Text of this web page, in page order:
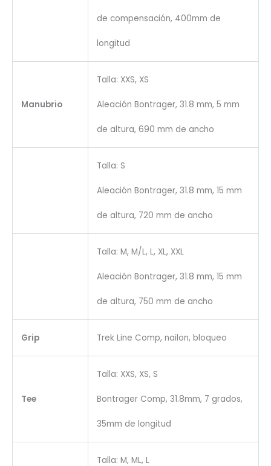
de compensación, 400mm de
longitud
Manubrio
Talla: XXS, XS
Aleación Bontrager, 31.8 mm, 5 mm
de altura, 690 mm de ancho
Talla: S
Aleación Bontrager, 31.8 mm, 15 mm
de altura, 720 mm de ancho
Talla: M, M/L, L, XL, XXL
Aleación Bontrager, 31.8 mm, 15 mm
de altura, 750 mm de ancho
Grip Trek Line Comp, nailon, bloqueo
Tee
Talla: XXS, XS, S
Bontrager Comp, 31.8mm, 7 grados,
35mm de longitud
Talla: M, ML, L